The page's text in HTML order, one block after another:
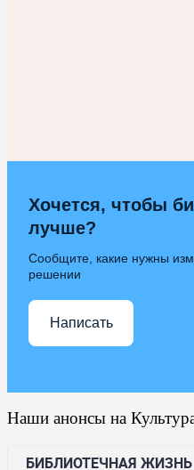
Хочется, чтобы
лучше?
Сообщите, какие нужны
решении
Написать
Наши анонсы на